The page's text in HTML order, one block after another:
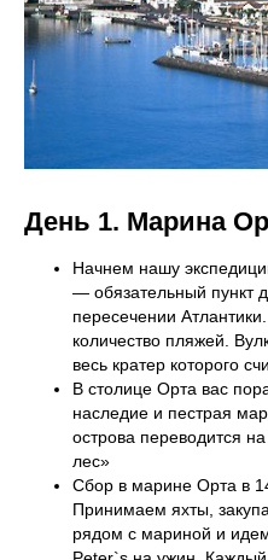
День 1. Марина
Начнем нашу
— обязательный пункт
пересечении
количество пляжей.
весь кратер которого
В столице Орта вас
наследие и пестрая
острова переводится
лес»
Сбор в марине Орта в
Принимаем яхты,
рядом с мариной и